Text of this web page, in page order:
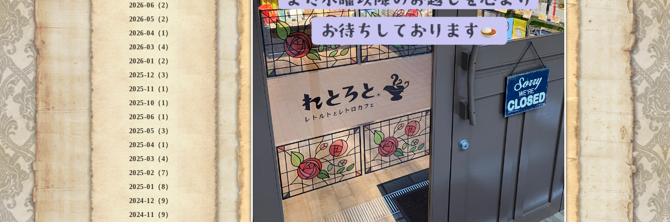
2026-06（2）
2026-05（2）
2026-04（1）
2026-03（4）
2026-01（2）
2025-12（3）
2025-11（1）
2025-10（1）
2025-06（1）
2025-05（3）
2025-04（1）
2025-03（4）
2025-02（7）
2025-01（8）
2024-12（9）
2024-11（9）